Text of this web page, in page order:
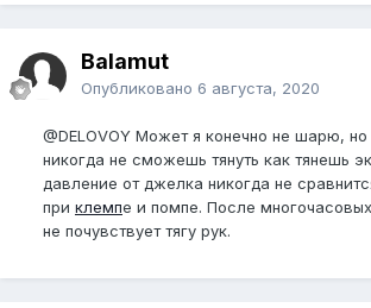
Balamut
Опубликовано 6 августа, 2020
@DELOVOY Может я конечно не шарю, но
никогда не сможешь тянуть как тянешь
давление от джелка никогда не
при клемпе и помпе. После
не почувствует тягу рук.